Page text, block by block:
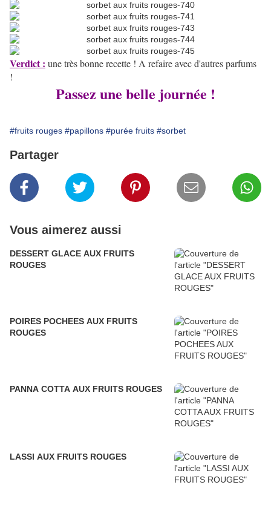
Verdict : une très bonne recette ! A refaire avec d'autres parfums
!
Passez une belle journée !
#fruits rouges #papillons #purée fruits #sorbet
Partager
Vous aimerez aussi
DESSERT GLACE AUX FRUITS
ROUGES
POIRES POCHEES AUX FRUITS
ROUGES
PANNA COTTA AUX FRUITS ROUGES
LASSI AUX FRUITS ROUGES